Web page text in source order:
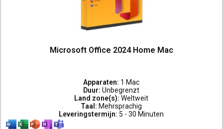
Microsoft Office 2024 Home Mac
Apparaten: 1 Mac
Duur:Unbegrenzt
Land zone(s):Weltweit
Taal: Mehrsprachig
Leveringstermijn: 5 - 30 Minuten